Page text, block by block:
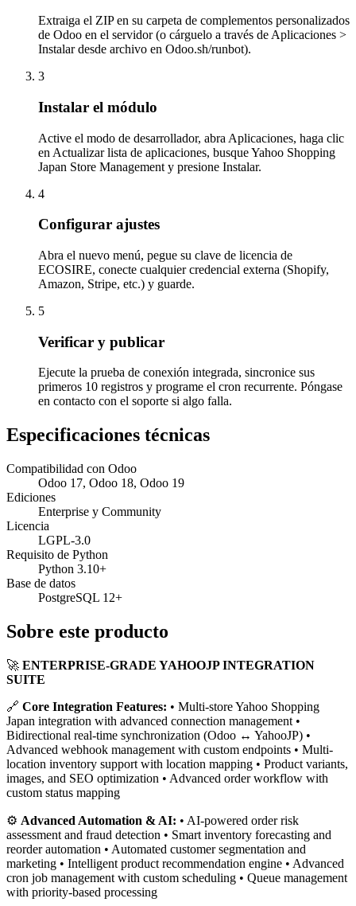
Extraiga el ZIP en su carpeta de complementos personalizados
de Odoo en el servidor (o cárguelo a través de Aplicaciones >
Instalar desde archivo en Odoo.sh/runbot).
3
Instalar el módulo
Active el modo de desarrollador, abra Aplicaciones, haga clic
en Actualizar lista de aplicaciones, busque Yahoo Shopping
Japan Store Management y presione Instalar.
4
Configurar ajustes
Abra el nuevo menú, pegue su clave de licencia de
ECOSIRE, conecte cualquier credencial externa (Shopify,
Amazon, Stripe, etc.) y guarde.
5
Verificar y publicar
Ejecute la prueba de conexión integrada, sincronice sus
primeros 10 registros y programe el cron recurrente. Póngase
en contacto con el soporte si algo falla.
Especificaciones técnicas
Compatibilidad con Odoo
Odoo 17, Odoo 18, Odoo 19
Ediciones
Enterprise y Community
Licencia
LGPL-3.0
Requisito de Python
Python 3.10+
Base de datos
PostgreSQL 12+
Sobre este producto
🚀 ENTERPRISE-GRADE YAHOOJP INTEGRATION
SUITE
🔗 Core Integration Features: • Multi-store Yahoo Shopping
Japan integration with advanced connection management •
Bidirectional real-time synchronization (Odoo ↔ YahooJP) •
Advanced webhook management with custom endpoints • Multi-
location inventory support with location mapping • Product variants,
images, and SEO optimization • Advanced order workflow with
custom status mapping
⚙️ Advanced Automation & AI: • AI-powered order risk
assessment and fraud detection • Smart inventory forecasting and
reorder automation • Automated customer segmentation and
marketing • Intelligent product recommendation engine • Advanced
cron job management with custom scheduling • Queue management
with priority-based processing